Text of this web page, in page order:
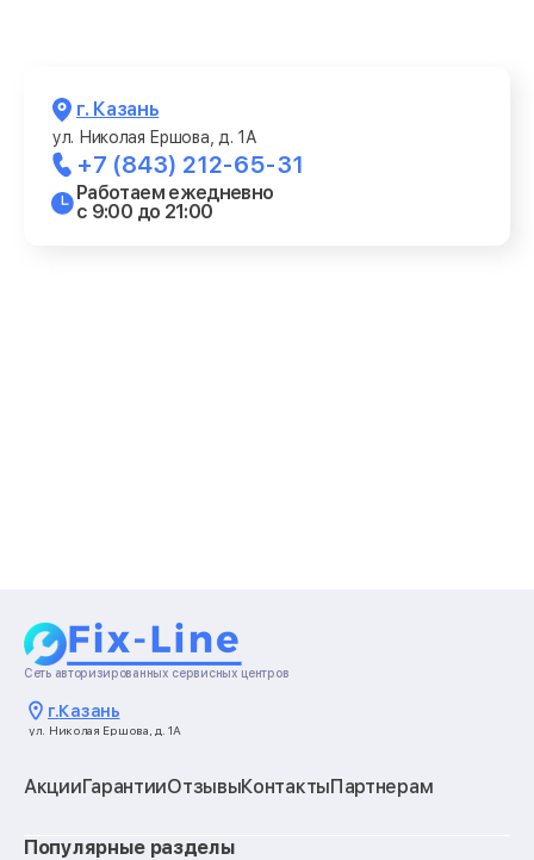
г. Казань
ул. Николая Ершова, д. 1А
+7 (843) 212-65-31
Работаем ежедневно
с 9:00 до 21:00
Сеть авторизированных сервисных центров
г.Казань
ул. Николая Ершова, д. 1А
АкцииГарантииОтзывыКонтактыПартнерам
Популярные разделы